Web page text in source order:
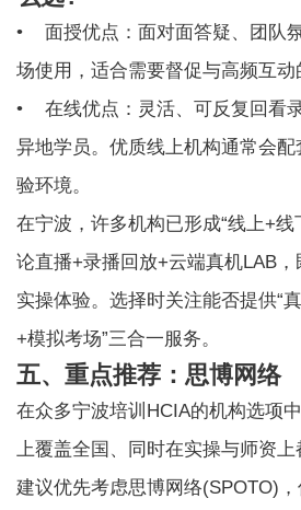
• 面授优点：面对面答疑、团队
场使用，适合需要督促与高频互动
• 在线优点：灵活、可反复回看
异地学员。优质线上机构通常会
验环境。
在宁波，许多机构已形成“线上+线
论直播+录播回放+云端真机LAB
实操体验。选择时关注能否提供“
+模拟考场”三合一服务。
五、重点推荐：思博网络
在众多宁波培训HCIA的机构选项
上覆盖全国、同时在实操与师资
建议优先考虑思博网络(SPOTO)，